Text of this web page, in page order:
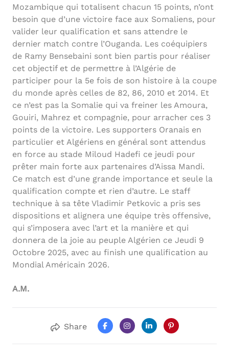
Mozambique qui totalisent chacun 15 points, n’ont
besoin que d’une victoire face aux Somaliens, pour
valider leur qualification et sans attendre le
dernier match contre l’Ouganda. Les coéquipiers
de Ramy Bensebaini sont bien partis pour réaliser
cet objectif et de permettre à l’Algérie de
participer pour la 5e fois de son histoire à la coupe
du monde après celles de 82, 86, 2010 et 2014. Et
ce n’est pas la Somalie qui va freiner les Amoura,
Gouiri, Mahrez et compagnie, pour arracher ces 3
points de la victoire. Les supporters Oranais en
particulier et Algériens en général sont attendus
en force au stade Miloud Hadefi ce jeudi pour
prêter main forte aux partenaires d’Aissa Mandi.
Ce match est d’une grande importance et seule la
qualification compte et rien d’autre. Le staff
technique à sa tête Vladimir Petkovic a pris ses
dispositions et alignera une équipe très offensive,
qui s’imposera avec l’art et la manière et qui
donnera de la joie au peuple Algérien ce Jeudi 9
Octobre 2025, avec au finish une qualification au
Mondial Américain 2026.
A.M.
Share